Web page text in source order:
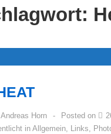
Andreas Horn Posted on
in Allgemein, Links,